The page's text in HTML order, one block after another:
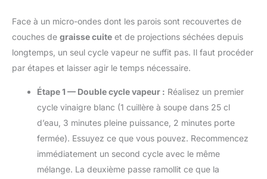
Face à un micro-ondes dont les parois sont recouvertes de
couches de graisse cuite et de projections séchées depuis
longtemps, un seul cycle vapeur ne suffit pas. Il faut procéder
par étapes et laisser agir le temps nécessaire.
Étape 1 — Double cycle vapeur : Réalisez un premier
cycle vinaigre blanc (1 cuillère à soupe dans 25 cl
d’eau, 3 minutes pleine puissance, 2 minutes porte
fermée). Essuyez ce que vous pouvez. Recommencez
immédiatement un second cycle avec le même
mélange. La deuxième passe ramollit ce que la